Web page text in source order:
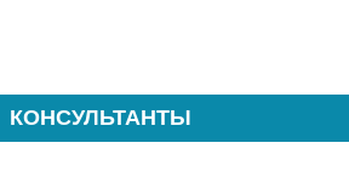
КОНСУЛЬТАНТЫ